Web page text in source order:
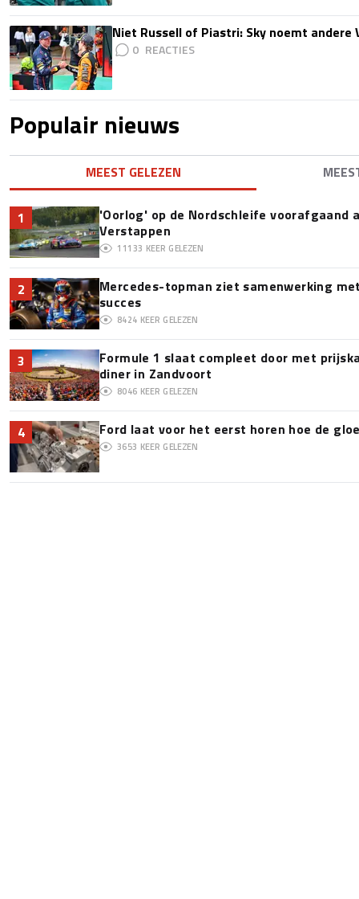
Niet Russell of Piastri: Sky noemt
0
Populair nieuws
MEEST GELEZEN
1
'Oorlog' op de Nordschleife voorafgaand
Verstappen
11133 KEER GELEZEN
2
Mercedes-topman ziet samenwerking
succes
8424 KEER GELEZEN
3
Formule 1 slaat compleet door met
diner in Zandvoort
8046 KEER GELEZEN
4 Ford laat voor het eerst horen hoe de
3653 KEER GELEZEN